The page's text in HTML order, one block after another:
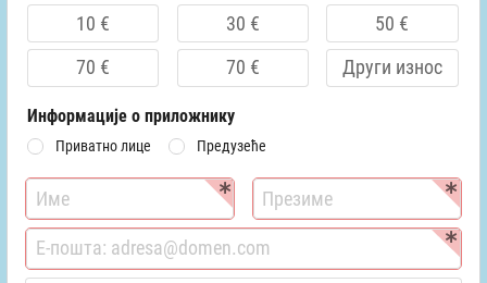
10 € 30 €
50 €
70 €
70 € Други износ
Информације о приложнику
Приватно лице Предузеће